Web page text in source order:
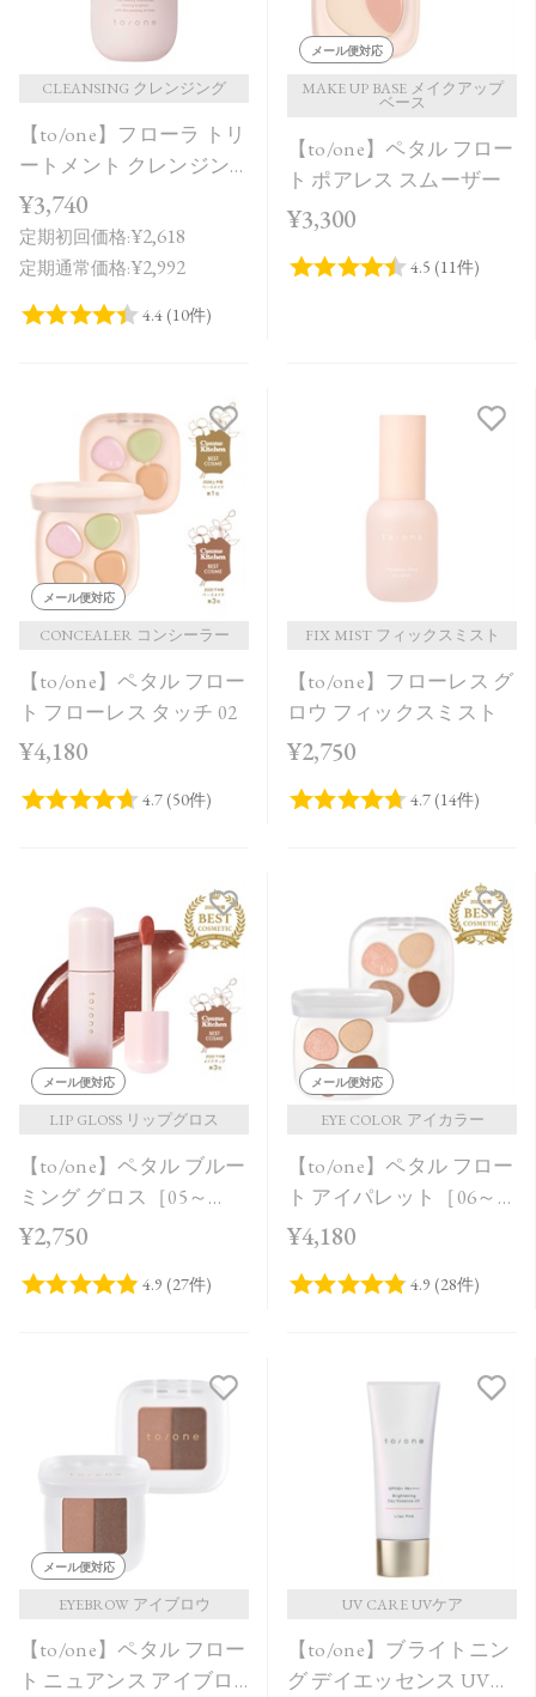
CLEANSING クレンジング
【to/one】フローラ トリ
ートメント クレンジン
グ オイル
¥3,740
定期初回価格:¥2,618
定期通常価格:¥2,992
メール便対応
MAKE UP BASE メイクアップ
ベース
【to/one】ペタル フロー
ト ポアレス スムーザー
¥3,300
メール便対応
CONCEALER コンシーラー
【to/one】ペタル フロー
ト フローレス タッチ 02
¥4,180
FIX MIST フィックスミスト
【to/one】フローレス グ
ロウ フィックスミスト
¥2,750
メール便対応
LIP GLOSS リップグロス
【to/one】ペタル ブルー
ミング グロス［05～
08］
¥2,750
メール便対応
EYE COLOR アイカラー
【to/one】ペタル フロー
ト アイパレット［06～
08］
¥4,180
メール便対応
EYEBROW アイブロウ
【to/one】ペタル フロー
ト ニュアンス アイブロ
UV CARE UVケア
【to/one】ブライトニン
グ デイエッセンス UV